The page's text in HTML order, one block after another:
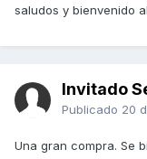
saludos y bienvenido
Invitado
Publicado 20
Una gran compra. Se